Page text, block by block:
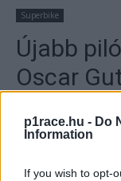
p1race.hu - Do
Information
If you wish to opt-
Superbike
Újabb
Oscar
By Börcsök Réka